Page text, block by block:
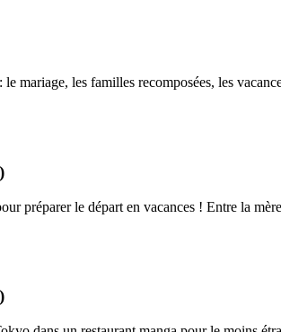
mariage, les familles recomposées, les
préparer le départ en vacances ! Entre la